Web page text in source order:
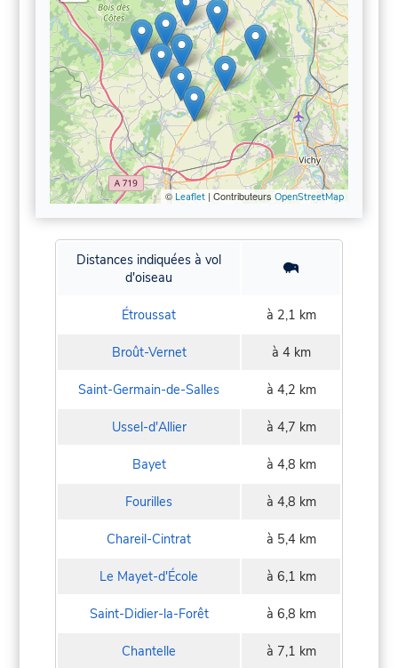
© Leaflet| Contributeurs OpenStreetMap
Distances indiquées à vol
d'oiseau
Étroussat à 2,1 km
Broût-Vernet à 4 km
Saint-Germain-de-Salles à 4,2 km
Ussel-d'Allier à 4,7 km
Bayet à 4,8 km
Fourilles à 4,8 km
Chareil-Cintrat à 5,4 km
Le Mayet-d'École à 6,1 km
Saint-Didier-la-Forêt à 6,8 km
Chantelle à 7,1 km